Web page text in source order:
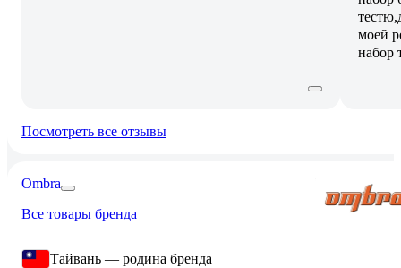
моей
набор
Посмотреть все отзывы
Ombra
Все товары бренда
Тайвань — родина бренда